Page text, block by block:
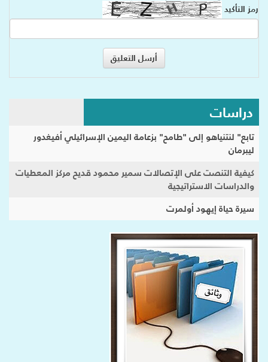
رمز التأكيد
دراسات
تابع" لنتنياهو إلى "طامح" بزعامة اليمين الإسرائيلي أفيغدور
ليبرمان
كيفية التنصت على الإتصالات سمير محمود قديح مركز المعطيات
والدراسات الاستراتيجية
سيرة حياة إيهود أولمرت